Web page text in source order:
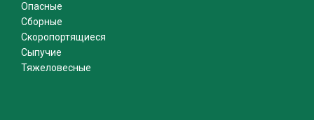
Опасные
Сборные
Скоропортящиеся
Сыпучие
Тяжеловесные